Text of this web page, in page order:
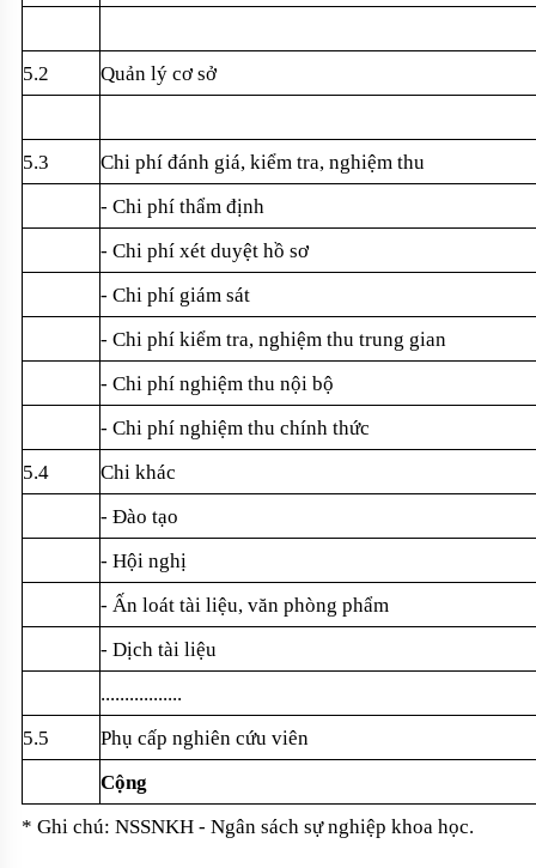
5.2 Quản lý cơ sở
5.3 Chi phí đánh giá, kiểm tra, nghiệm thu
- Chi phí thẩm định
- Chi phí xét duyệt hồ sơ
- Chi phí giám sát
- Chi phí kiểm tra, nghiệm thu trung gian
- Chi phí nghiệm thu nội bộ
- Chi phí nghiệm thu chính thức
5.4
Chi khác
- Đào tạo
- Hội nghị
- Ấn loát tài liệu, văn phòng phẩm
- Dịch tài liệu
.................
5.5
Phụ cấp nghiên cứu viên
Cộng
* Ghi chú: NSSNKH - Ngân sách sự nghiệp khoa học.